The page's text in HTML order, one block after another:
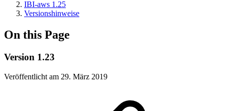
IBI-aws 1.25
Versionshinweise
On this Page
Version 1.23
Veröffentlicht am 29. März 2019